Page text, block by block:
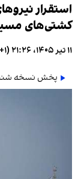
استقرار
کشتی‌های
۱۱ تیر ۱۴۰۵، ۲۱:۲۶ (‎+۱ گرینویچ)
پخش نسخه